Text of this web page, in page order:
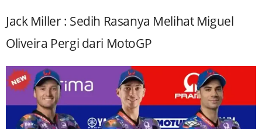
Jack Miller : Sedih Rasanya Melihat Miguel
Oliveira Pergi dari MotoGP